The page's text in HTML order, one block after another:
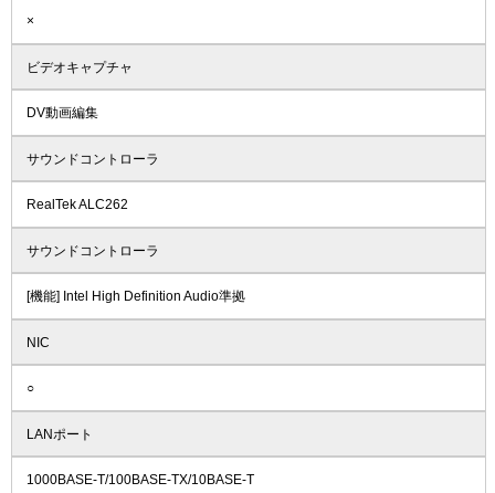
×
ビデオキャプチャ
DV動画編集
サウンドコントローラ
RealTek ALC262
サウンドコントローラ
[機能] Intel High Definition Audio準拠
NIC
○
LANポート
1000BASE-T/100BASE-TX/10BASE-T